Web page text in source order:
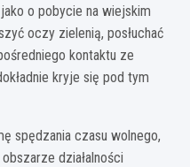
o pobycie na wiejskim
oczy zielenią, posłuchać
kontaktu ze
kryje się pod tym
spędzania czasu wolnego,
działalności